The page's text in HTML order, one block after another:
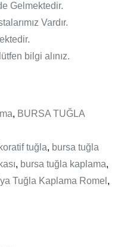
Gelmektedir.
Vardır.
bilgi alınız.
, BURSA TUĞLA
tuğla, bursa tuğla
, bursa tuğla kaplama,
Tuğla Kaplama Romel ,